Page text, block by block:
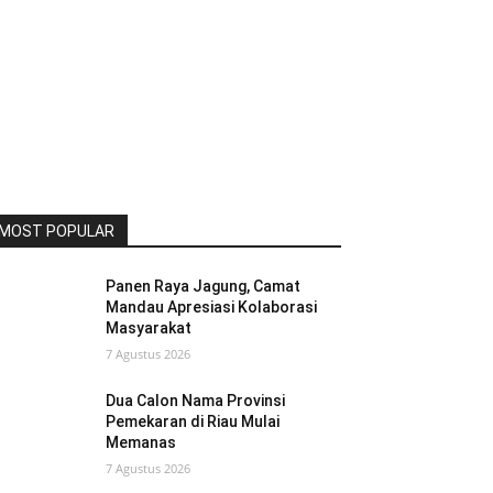
MOST POPULAR
Panen Raya Jagung, Camat
Mandau Apresiasi Kolaborasi
Masyarakat
7 Agustus 2026
Dua Calon Nama Provinsi
Pemekaran di Riau Mulai
Memanas
7 Agustus 2026